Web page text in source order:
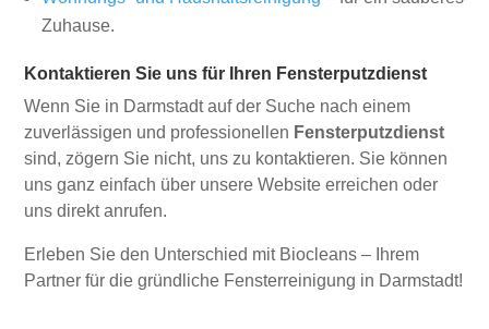
Zuhause.
Kontaktieren Sie uns für Ihren Fensterputzdienst
Wenn Sie in Darmstadt auf der Suche nach einem
zuverlässigen und professionellen Fensterputzdienst
sind, zögern Sie nicht, uns zu kontaktieren. Sie können
uns ganz einfach über unsere Website erreichen oder
uns direkt anrufen.
Erleben Sie den Unterschied mit Biocleans – Ihrem
Partner für die gründliche Fensterreinigung in Darmstadt!